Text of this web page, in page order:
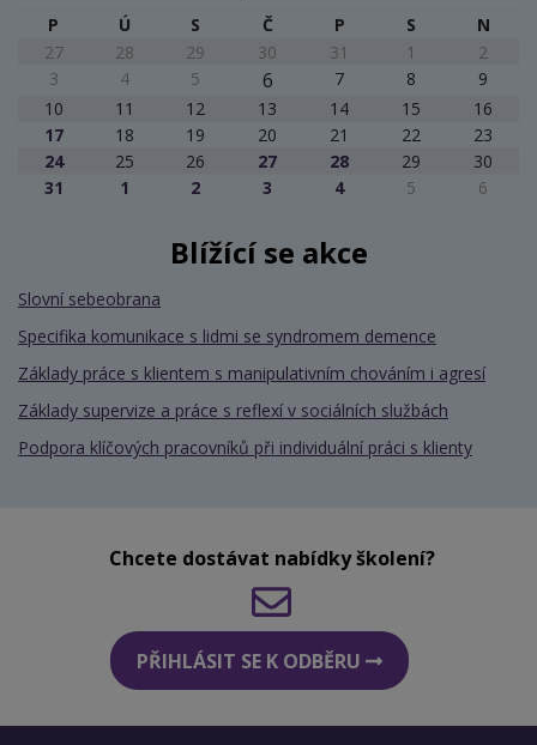
P
Ú S Č P S
N
27
28 29 30 31 1
2
3
4 5 6 7 8
9
10
11 12 13 14 15
16
17
18 19 20 21 22
23
24
25 26 27 28 29
30
31
1 2 3 4 5 6
Blížící se akce
Slovní sebeobrana
Specifika komunikace s lidmi se syndromem demence
Základy práce s klientem s manipulativním chováním i agresí
Základy supervize a práce s reflexí v sociálních službách
Podpora klíčových pracovníků při individuální práci s klienty
Chcete dostávat nabídky školení?
PŘIHLÁSIT SE K ODBĚRU